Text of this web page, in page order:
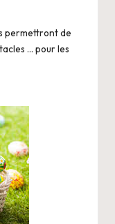
permettront de
… pour les